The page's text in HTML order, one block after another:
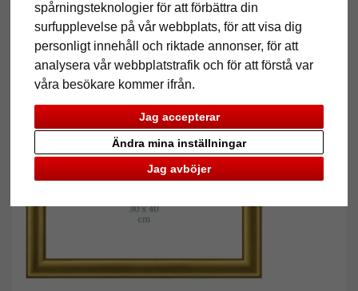
spårningsteknologier för att förbättra din
surfupplevelse på vår webbplats, för att visa dig
personligt innehåll och riktade annonser, för att
analysera vår webbplatstrafik och för att förstå var
våra besökare kommer ifrån.
Jag accepterar
Jag avböjer
Ändra mina inställningar
Tillbaka